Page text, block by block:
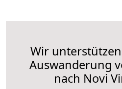
Wir
Auswanderung
nach Novi